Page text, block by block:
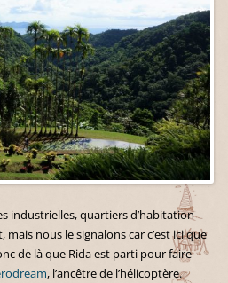
industrielles, quartiers d’habitation
nous le signalons car c’est ici que
de là que Rida est parti pour faire
, l’ancêtre de l’hélicoptère.